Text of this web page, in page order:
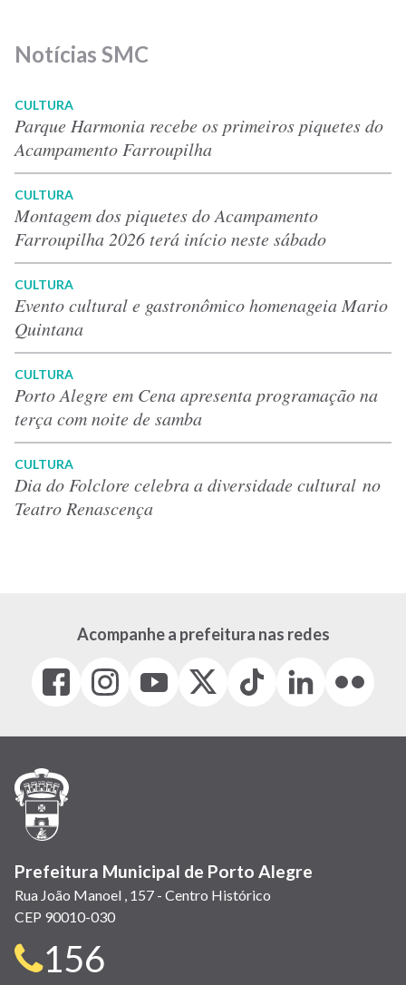
Notícias SMC
CULTURA
Parque Harmonia recebe os primeiros piquetes do
Acampamento Farroupilha
CULTURA
Montagem dos piquetes do Acampamento
Farroupilha 2026 terá início neste sábado
CULTURA
Evento cultural e gastronômico homenageia Mario
Quintana
CULTURA
Porto Alegre em Cena apresenta programação na
terça com noite de samba
CULTURA
Dia do Folclore celebra a diversidade cultural no
Teatro Renascença
Acompanhe a prefeitura nas redes
Facebook
(link
em
janela)
Instagram
(link
em
(link
em
(Antigo
(link
Tiktok
(link
em
LinkedIn
(link
em
(link
em
Prefeitura Municipal de Porto Alegre
Rua João Manoel , 157 - Centro Histórico
CEP 90010-030
Telefone
156